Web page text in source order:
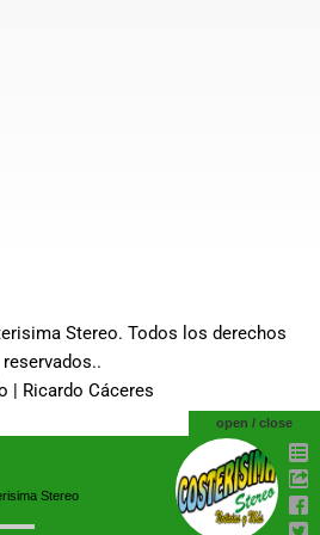
Stereo. Todos los derechos
reservados..
| Ricardo Cáceres
open / close
Stereo